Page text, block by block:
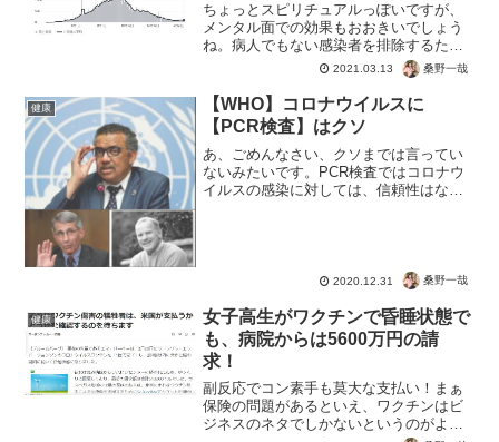
ちょっとスピリチュアルっぽいですが、
メンタル面での効果もおおきいでしょう
ね。病人でもない感染者を排除するため
に、地域からクレーム張り紙などを行う
醜い日本人。条件はありながら自ら情報
収集を怠り、事実を検証し深く考えるこ
とを怠った罰。それが非科...
2021.03.13 桑野一哉
健康
【WHO】コロナウイルスに
【PCR検査】はクソ
あ、ごめんなさい、クソまでは言ってい
ないみたいです。PCR検査ではコロナウ
イルスの感染に対しては、信頼性はない
2020.12.31 桑野一哉
健康
女子高生がワクチンで昏睡状態で
も、病院からは5600万円の請
求！
副反応でコン素手も莫大な支払い！まぁ
保険の問題があるといえ、ワクチンはビ
ジネスのネタでしかないというのがよく